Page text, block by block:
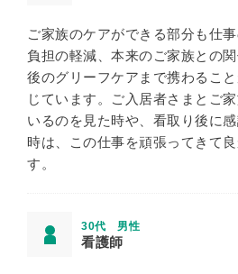
ご家族のケアができる部分も仕
負担の軽減、本来のご家族との
後のグリーフケアまで携わるこ
じています。ご入居者さまとご
いるのを見た時や、看取り後に
時は、この仕事を頑張ってきて
す。
30代 男性
看護師